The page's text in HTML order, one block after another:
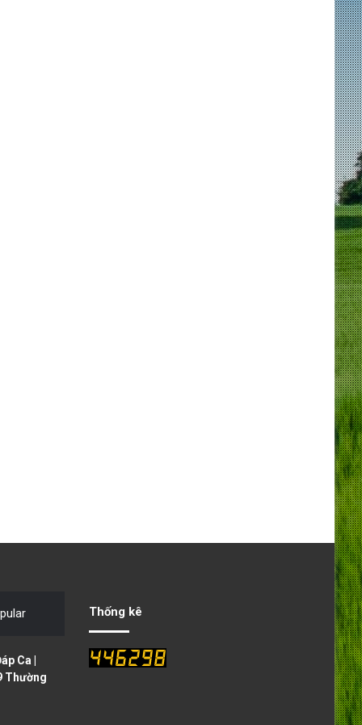
Ca |
Thường
Thống kê